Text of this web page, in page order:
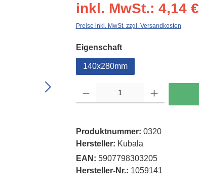
inkl. MwSt.: 4,14 €
Preise inkl. MwSt. zzgl. Versandkosten
Eigenschaftauswählen
140x280mm
Produktnummer: 0320
Hersteller: Kubala
EAN: 5907798303205
Hersteller-Nr.: 1059141